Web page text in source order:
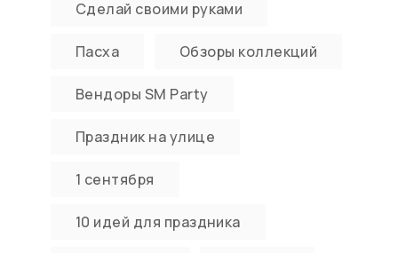
Сделай своими руками
Пасха Обзоры коллекций
Вендоры SM Party
Праздник на улице
1 сентября
10 идей для праздника